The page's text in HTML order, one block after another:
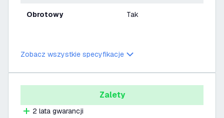
Obrotowy Tak
Zobacz wszystkie specyfikacje
Zalety
2 lata gwarancji